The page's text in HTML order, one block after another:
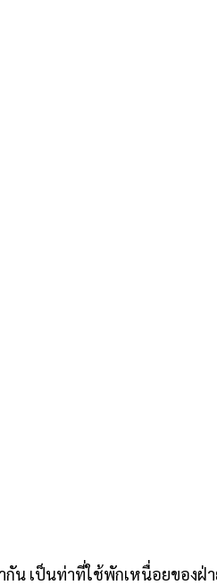
เป็นท่าที่ใช้พักเหนื่อยของฝ่